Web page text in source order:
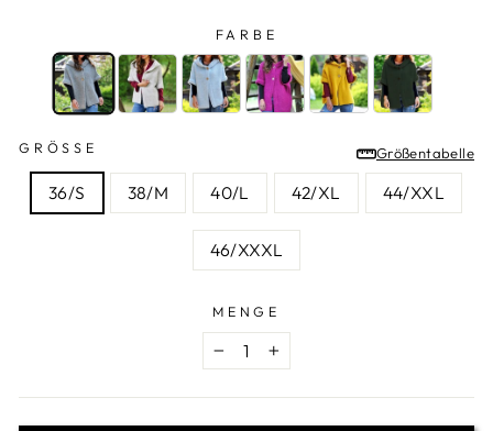
FARBE
FARBE
GRÖSSE
Größentabelle
GRÖSSE
36/S 38/M 40/L 42/XL 44/XXL
46/XXXL
MENGE
− +